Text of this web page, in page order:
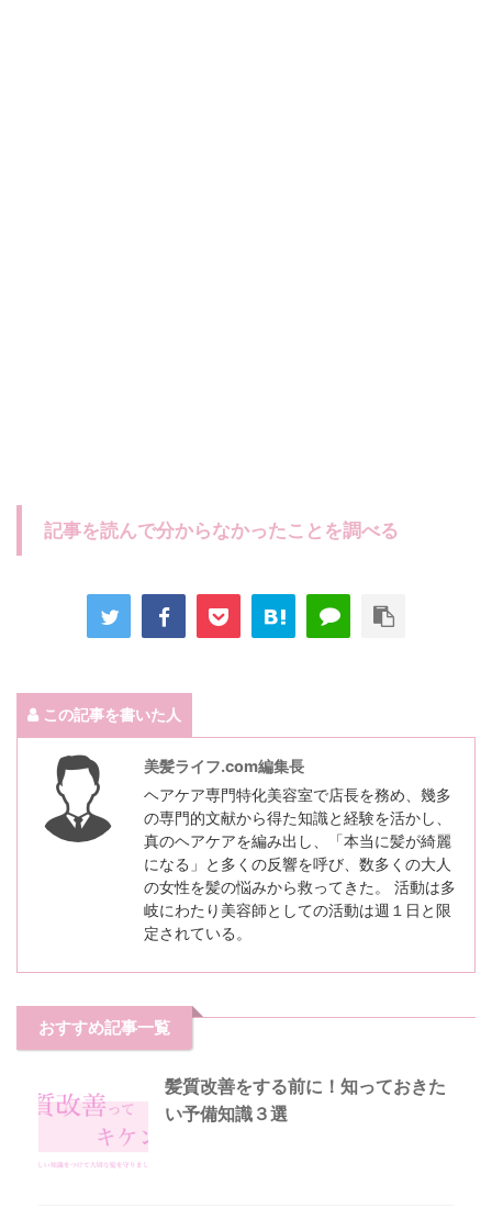
記事を読んで分からなかったことを調べる
この記事を書いた人
美髪ライフ.com編集長
ヘアケア専門特化美容室で店長を務め、幾多
の専門的文献から得た知識と経験を活かし、
真のヘアケアを編み出し、「本当に髪が綺麗
になる」と多くの反響を呼び、数多くの大人
の女性を髪の悩みから救ってきた。 活動は多
岐にわたり美容師としての活動は週１日と限
定されている。
おすすめ記事一覧
髪質改善をする前に！知っておきた
い予備知識３選